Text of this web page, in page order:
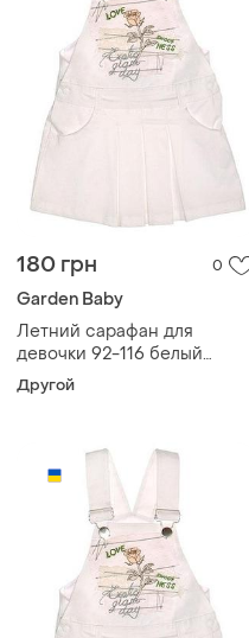
180 грн 0
Garden Baby
Летний сарафан для
девочки 92-116 белый
garden baby 98
Другой